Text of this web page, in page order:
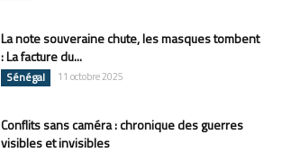
La note souveraine chute, les masques tombent
: La facture du...
Sénégal 11 octobre 2025
Conflits sans caméra : chronique des guerres
visibles et invisibles